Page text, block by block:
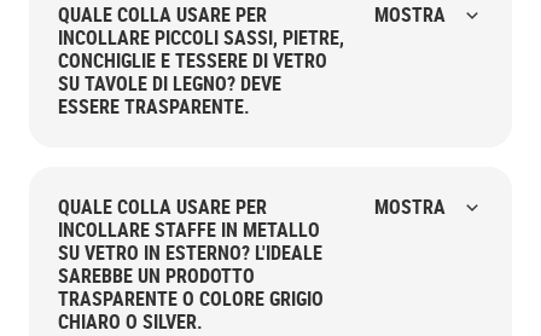
QUALE COLLA USARE PER
INCOLLARE PICCOLI SASSI, PIETRE,
CONCHIGLIE E TESSERE DI VETRO
SU TAVOLE DI LEGNO? DEVE
ESSERE TRASPARENTE.
MOSTRA
QUALE COLLA USARE PER
INCOLLARE STAFFE IN METALLO
SU VETRO IN ESTERNO? L'IDEALE
SAREBBE UN PRODOTTO
TRASPARENTE O COLORE GRIGIO
CHIARO O SILVER.
MOSTRA